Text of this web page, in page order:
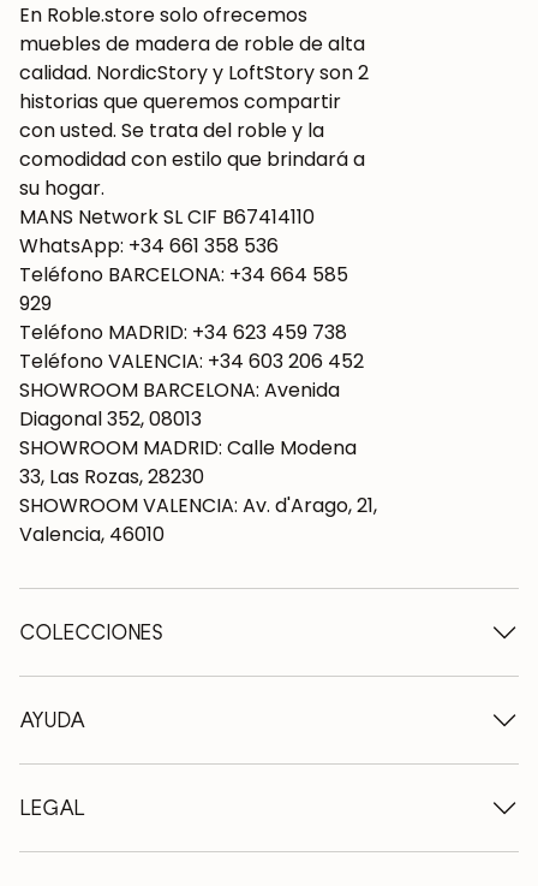
En Roble.store solo ofrecemos
muebles de madera de roble de alta
calidad. NordicStory y LoftStory son 2
historias que queremos compartir
con usted. Se trata del roble y la
comodidad con estilo que brindará a
su hogar.
MANS Network SL CIF B67414110
WhatsApp: +34 661 358 536
Teléfono BARCELONA: +34 664 585
929
Teléfono MADRID: +34 623 459 738
Teléfono VALENCIA: +34 603 206 452
SHOWROOM BARCELONA: Avenida
Diagonal 352, 08013
SHOWROOM MADRID: Calle Modena
33, Las Rozas, 28230
SHOWROOM VALENCIA: Av. d'Arago, 21,
Valencia, 46010
COLECCIONES
Mesas de madera
Mesas extensibles
Sillas de madera
Cómodas de madera
AYUDA
Quiénes somos
Condiciones de entrega
Profesionales
LEGAL
Métodos de pago